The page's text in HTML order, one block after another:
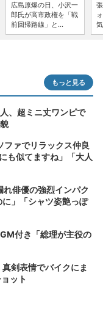
広島原爆の日、小沢一
郎氏が高市政権を「戦
前回帰路線」と...
もっと見る
、超ミニ丈ワンピで
ファでリラックス仲良
も似てますね」「大人
俳優の強烈インパク
」「シャツ姿艶っぽ
付き「総理が主役の
剣表情でバイクにま
ット